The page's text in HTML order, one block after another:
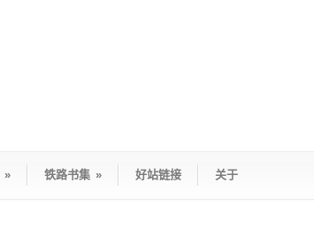
» 铁路书集 » 好站链接 关于